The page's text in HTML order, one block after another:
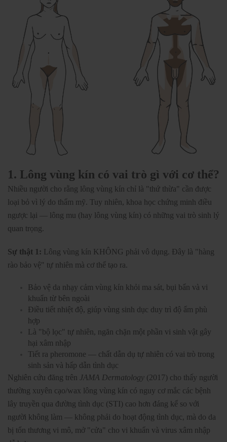
1. Lông vùng kín có vai trò gì với cơ thể?
Nhiều người cho rằng lông vùng kín chỉ là "thứ thừa" cần được
loại bỏ vì lý do thẩm mỹ. Tuy nhiên, khoa học chứng minh điều
ngược lại — lông mu (hay lông vùng kín) có những vai trò sinh lý
quan trọng.
Sự thật 1: Lông vùng kín KHÔNG phải vô dụng. Đây là "hàng
rào bảo vệ" tự nhiên mà cơ thể tạo ra.
Bảo vệ da nhạy cảm vùng kín khỏi ma sát, bụi bẩn và vi
khuẩn từ bên ngoài
Điều tiết nhiệt độ, giúp vùng sinh dục duy trì độ ẩm phù
hợp
Là "bộ lọc" tự nhiên, ngăn chặn một phần vi sinh vật gây
hại xâm nhập
Tiết ra pheromone — chất dẫn dụ tự nhiên có vai trò trong
sinh sản và hấp dẫn tình dục
Nghiên cứu đăng trên JAMA Dermatology (2017) cho thấy người
thường xuyên cạo/wax lông vùng kín có nguy cơ mắc các bệnh
lây truyền qua đường tình dục (STI) cao hơn đáng kể so với
người không làm — không phải do hoạt động tình dục, mà do da
bị tổn thương vi mô, mở "cửa" cho vi khuẩn và virus xâm nhập